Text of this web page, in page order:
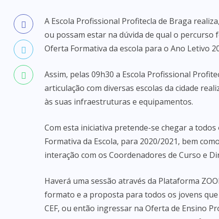
A Escola Profissional Profitecla de Braga
ou possam estar na dúvida de qual o
Oferta Formativa da escola para o Ano Letivo
Assim, pelas 09h30 a Escola Profissional
articulação com diversas escolas da cidade
às suas infraestruturas e equipamentos.
Com esta iniciativa pretende-se chegar a
Formativa da Escola, para 2020/2021, bem
interação com os Coordenadores de Curso e
Haverá uma sessão através da Plataforma
formato e a proposta para todos os jovens
CEF, ou então ingressar na Oferta de Ensino